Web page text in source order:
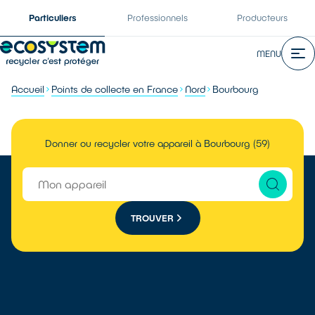
Particuliers Professionnels Producteurs
MENU
Accueil Points de collecte en France Nord Bourbourg
Donner ou recycler votre appareil à Bourbourg (59)
TROUVER